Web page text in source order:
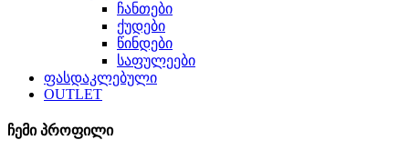
ჩანთები
ქუდები
წინდები
საფულეები
ფასდაკლებული
OUTLET
ჩემი პროფილი